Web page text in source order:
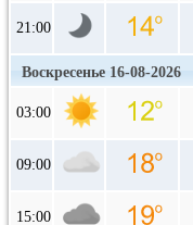
21:00
Воскресенье 16-08-2026
03:00
09:00
15:00